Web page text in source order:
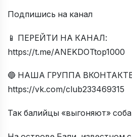
Подпишись на канал
📱 ПЕРЕЙТИ НА КАНАЛ:
https://t.me/ANEKDOTtop1000
🔵 НАША ГРУППА
https://vk.com/club233469315
Так балийцы «выгоняют»